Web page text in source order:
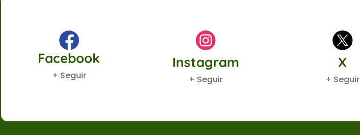
Facebook
+ Seguir
Instagram
+ Seguir
X
+ Seguir